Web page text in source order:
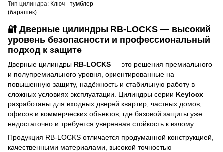
Тип цилиндра Ключ - тумблер
(барашек)
🔐 Дверные цилиндры RB-LOCKS — высокий
уровень безопасности и профессиональный
подход к защите
Дверные цилиндры RB-LOCKS — это решения премиального
и полупремиального уровня, ориентированные на
повышенную защиту, надёжность и стабильную работу в
сложных условиях эксплуатации. Цилиндры серии Keylocx
разработаны для входных дверей квартир, частных домов,
офисов и коммерческих объектов, где базовой защиты уже
недостаточно и требуется уверенная стойкость к взлому.
Продукция RB-LOCKS отличается продуманной конструкцией,
качественными материалами, высокой точностью